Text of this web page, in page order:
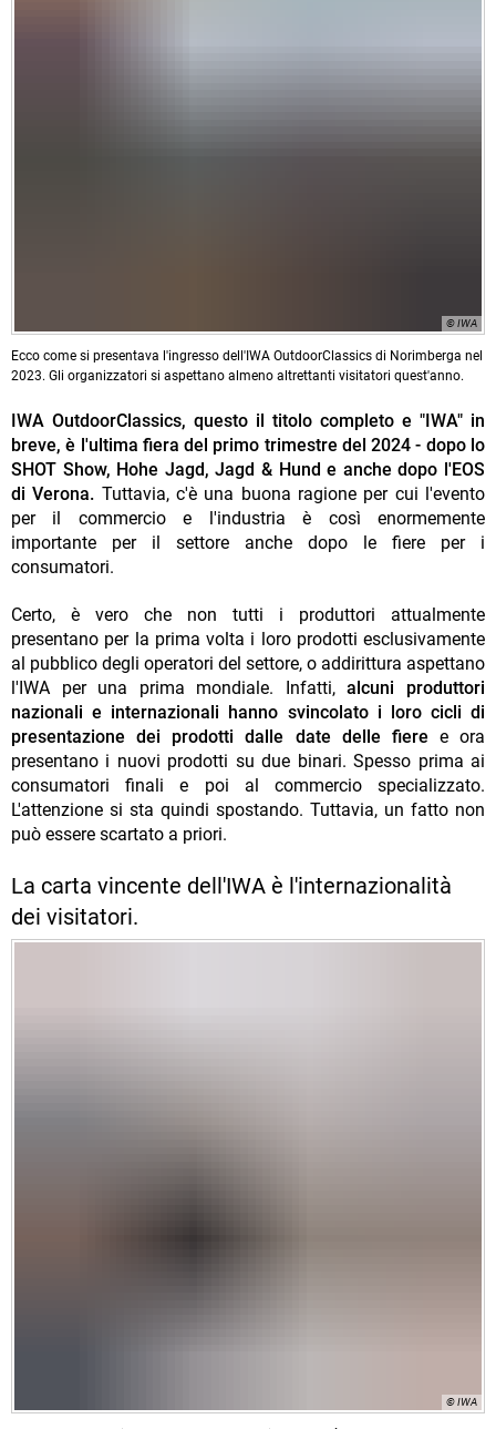
© IWA
Ecco come si presentava l'ingresso dell'IWA OutdoorClassics di Norimberga nel
2023. Gli organizzatori si aspettano almeno altrettanti visitatori quest'anno.
IWA OutdoorClassics, questo il titolo completo e "IWA" in
breve, è l'ultima fiera del primo trimestre del 2024 - dopo lo
SHOT Show, Hohe Jagd, Jagd & Hund e anche dopo l'EOS
di Verona. Tuttavia, c'è una buona ragione per cui l'evento
per il commercio e l'industria è così enormemente
importante per il settore anche dopo le fiere per i
consumatori.
Certo, è vero che non tutti i produttori attualmente
presentano per la prima volta i loro prodotti esclusivamente
al pubblico degli operatori del settore, o addirittura aspettano
l'IWA per una prima mondiale. Infatti,alcuni produttori
nazionali e internazionali hanno svincolato i loro cicli di
presentazione dei prodotti dalle date delle fiere e ora
presentano i nuovi prodotti su due binari. Spesso prima ai
consumatori finali e poi al commercio specializzato.
L'attenzione si sta quindi spostando. Tuttavia, un fatto non
può essere scartato a priori.
La carta vincente dell'IWA è l'internazionalità
dei visitatori.
© IWA